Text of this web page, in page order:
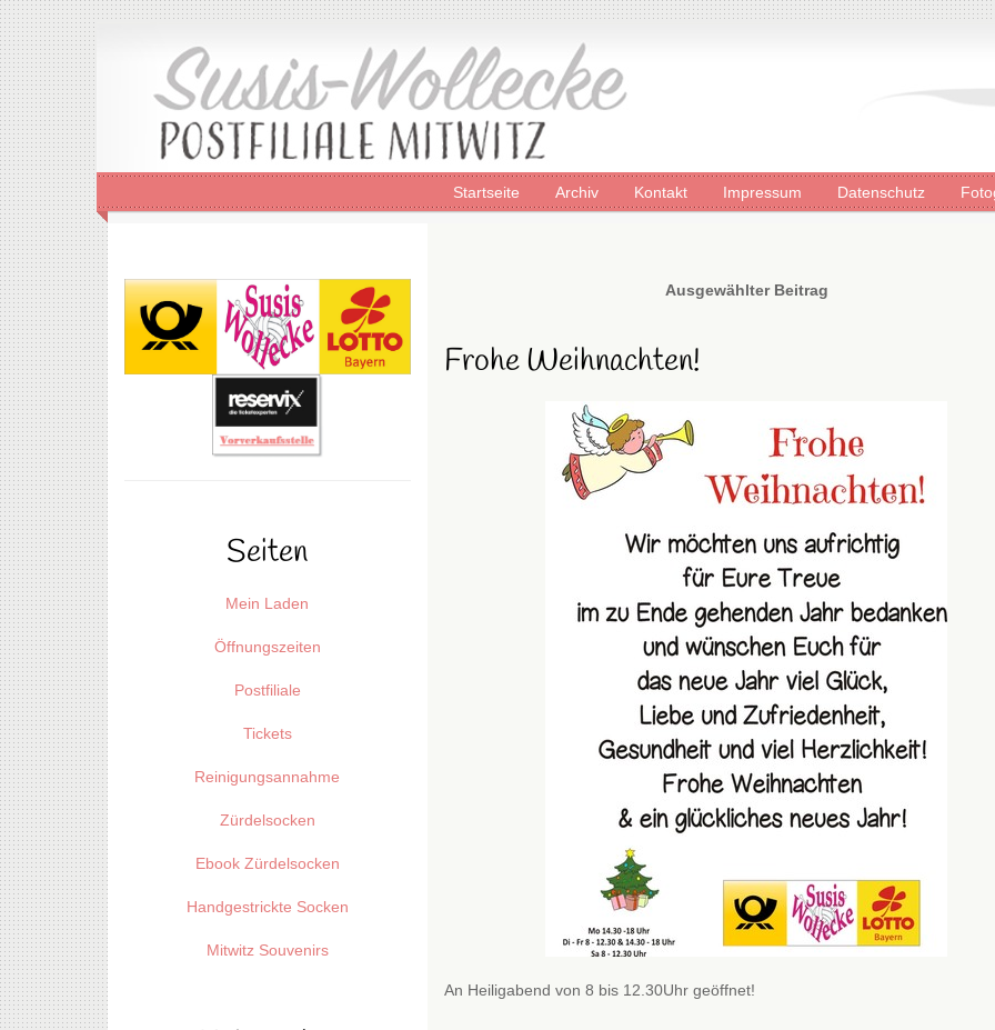
Startseite Archiv Kontakt Impressum Datenschutz
Ausgewählter Beitrag
Frohe Weihnachten!
An Heiligabend von 8 bis 12.30Uhr geöffnet!
Seiten
Mein Laden
Öffnungszeiten
Postfiliale
Tickets
Reinigungsannahme
Zürdelsocken
Ebook Zürdelsocken
Handgestrickte Socken
Mitwitz Souvenirs